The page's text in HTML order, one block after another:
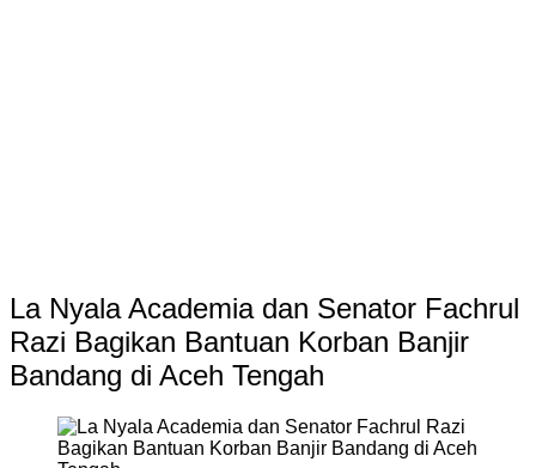
La Nyala Academia dan Senator Fachrul
Razi Bagikan Bantuan Korban Banjir
Bandang di Aceh Tengah